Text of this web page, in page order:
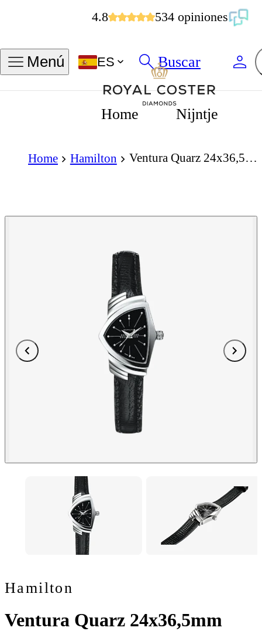
4.8 534 opiniones
Menú ES Buscar
Home Nijntje
Home Hamilton
Hamilton
Ventura Quarz 24x36,5mm